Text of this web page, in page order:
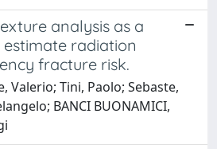
analysis as a
radiation
fracture risk.
Valerio; Tini, Paolo; Sebaste,
BANCI BUONAMICI,